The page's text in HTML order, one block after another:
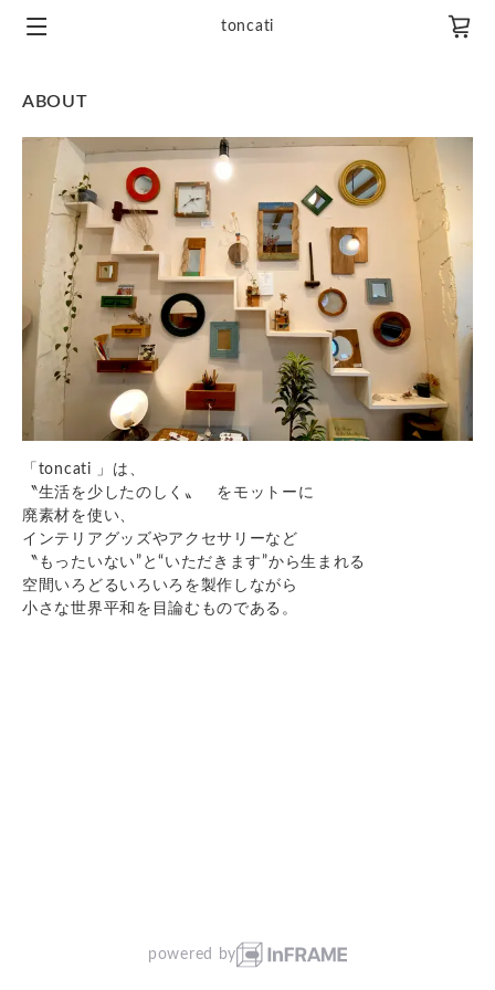
toncati
ABOUT
「toncati 」は、
〝生活を少したのしく〟 をモットーに
廃素材を使い、
インテリアグッズやアクセサリーなど
〝もったいない”と“いただきます”から生まれる
空間いろどるいろいろを製作しながら
小さな世界平和を目論むものである。
powered by